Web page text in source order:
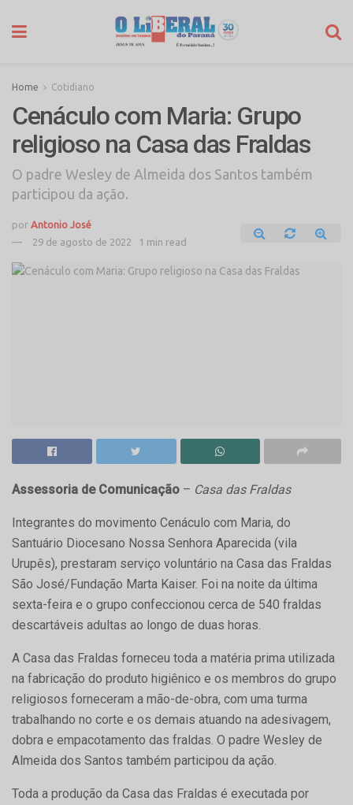
Home Cotidiano
Cenáculo com Maria: Grupo
religioso na Casa das Fraldas
O padre Wesley de Almeida dos Santos também
participou da ação.
por Antonio José
29 de agosto de 2022
1 min read
Assessoria de Comunicação – Casa das Fraldas
Integrantes do movimento Cenáculo com Maria, do
Santuário Diocesano Nossa Senhora Aparecida (vila
Urupês), prestaram serviço voluntário na Casa das Fraldas
São José/Fundação Marta Kaiser. Foi na noite da última
sexta-feira e o grupo confeccionou cerca de 540 fraldas
descartáveis adultas ao longo de duas horas.
A Casa das Fraldas forneceu toda a matéria prima utilizada
na fabricação do produto higiênico e os membros do grupo
religiosos forneceram a mão-de-obra, com uma turma
trabalhando no corte e os demais atuando na adesivagem,
dobra e empacotamento das fraldas. O padre Wesley de
Almeida dos Santos também participou da ação.
Toda a produção da Casa das Fraldas é executada por